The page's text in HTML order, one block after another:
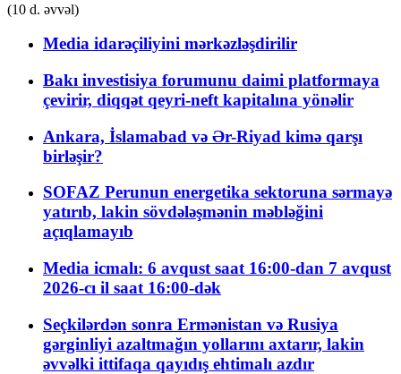
(10 d. əvvəl)
Media idarəçiliyini mərkəzləşdirilir
Bakı investisiya forumunu daimi platformaya
çevirir, diqqət qeyri-neft kapitalına yönəlir
Ankara, İslamabad və Ər-Riyad kimə qarşı
birləşir?
SOFAZ Perunun energetika sektoruna sərmayə
yatırıb, lakin sövdələşmənin məbləğini
açıqlamayıb
Media icmalı: 6 avqust saat 16:00-dan 7 avqust
2026-cı il saat 16:00-dək
Seçkilərdən sonra Ermənistan və Rusiya
gərginliyi azaltmağın yollarını axtarır, lakin
əvvəlki ittifaqa qayıdış ehtimalı azdır